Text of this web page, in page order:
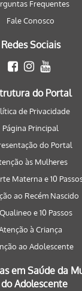
Frequentes
Fale Conosco
Redes Sociais
do Portal
de Privacidade
Página Principal
do Portal
às Mulheres
Materna e 10
ao Recém Nascido
e 10 Passos
à Criança
ao Adolescente
em Saúde da
Adolescente